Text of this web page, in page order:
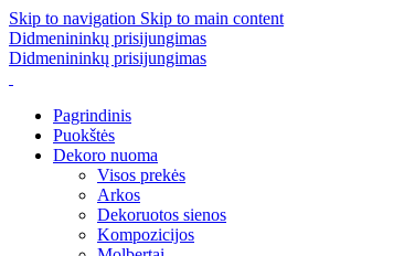
Skip to navigation Skip to main content
Didmenininkų prisijungimas
Didmenininkų prisijungimas
Pagrindinis
Puokštės
Dekoro nuoma
Visos prekės
Arkos
Dekoruotos sienos
Kompozicijos